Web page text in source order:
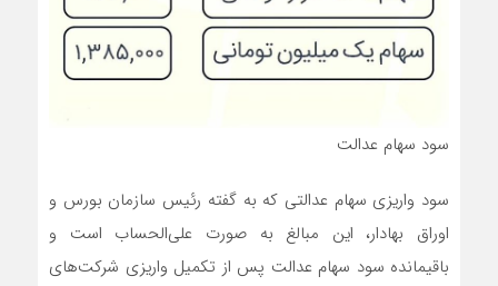
سود سهام عدالت
سود واریزی سهام عدالتی که به گفته رئیس سازمان بورس و
اوراق بهادار، این مبالغ به صورت علی‌الحساب است و
باقیمانده سود سهام عدالت پس از تکمیل واریزی شرکت‌های